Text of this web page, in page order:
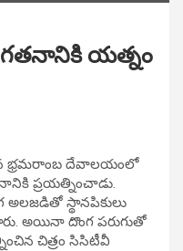
యత్నం
భ్రమరాంబ దేవాలయంలో
ప్రయత్నించాడు.
అలజడితో స్థానపికులు
అయినా దొంగ పరుగుతో
చిత్రం సిసిటీవీ